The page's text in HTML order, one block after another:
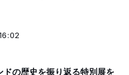
ドの歴史を振り返る特別展を